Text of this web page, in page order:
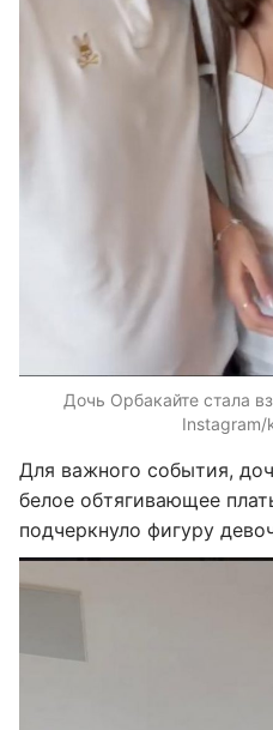
Дочь Орбакайте стала
Instagram/
Для важного события,
белое обтягивающее
подчеркнуло фигуру